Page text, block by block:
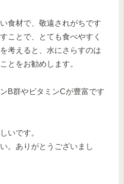
食材で、敬遠されがちです
ことで、とても食べやすく
考えると、水にさらすのは
とをお勧めします。
B群やビタミンCが豊富です
いです。
。ありがとうございまし